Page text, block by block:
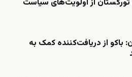
از اولویت‌های سیاست
باکو از دریافت‌کننده کمک به